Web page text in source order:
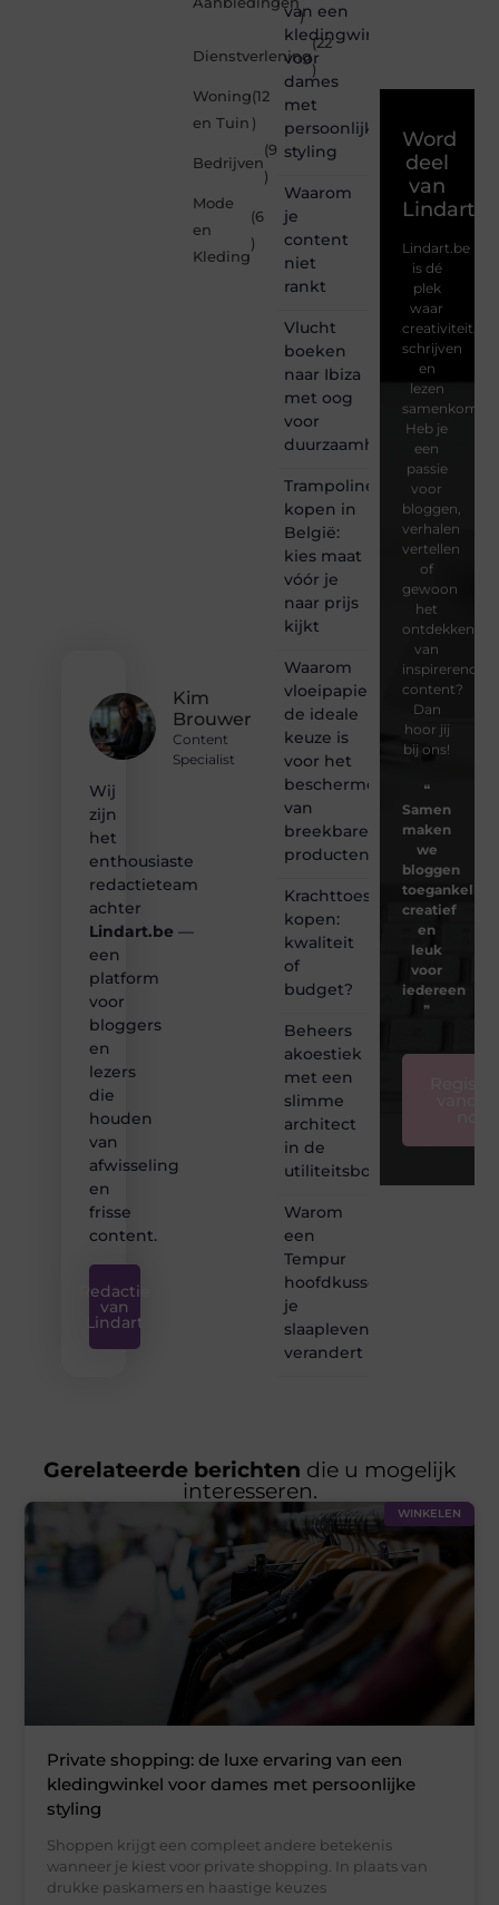
Kim
Brouwer
Content
Specialist
Wij
zijn
het
enthousiaste
redactieteam
achter
Lindart.be —
een
platform
voor
bloggers
en
lezers
die
houden
van
afwisseling
en
frisse
content.
Redactie
van
Lindart
)
Dienstverlening
(22
)
Woning
en Tuin
(12
)
Bedrijven
(9
)
Mode
en
Kleding
(6
)
van een
kledingwinkel
voor
dames
met
persoonlijke
styling
Waarom
je
content
niet
rankt
Vlucht
boeken
naar Ibiza
met oog
voor
duurzaamheid
Trampoline
kopen in
België:
kies maat
vóór je
naar prijs
kijkt
Waarom
vloeipapier
de ideale
keuze is
voor het
beschermen
van
breekbare
producten
Krachttoestel
kopen:
kwaliteit
of
budget?
Beheers
akoestiek
met een
slimme
architect
in de
utiliteitsbouw
Warom
een
Tempur
hoofdkussen
je
slaapleven
verandert
Word
deel
van
Lindart.be
is dé
plek
waar
creativiteit,
schrijven
en
lezen
samenkomen.
Heb je
een
passie
voor
bloggen,
verhalen
vertellen
of
gewoon
het
ontdekken
van
inspirerende
content?
Dan
hoor jij
bij ons!
❝
Samen
maken
we
bloggen
toegankelijk,
creatief
en
leuk
voor
iedereen
❞
Gerelateerde berichten die u mogelijk
interesseren.
WINKELEN
Private shopping: de luxe ervaring van een
kledingwinkel voor dames met persoonlijke
styling
Shoppen krijgt een compleet andere betekenis
wanneer je kiest voor private shopping. In plaats van
drukke paskamers en haastige keuzes